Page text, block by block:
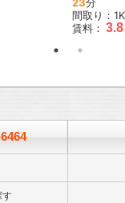
間取り：1K
賃料： 3.8
す